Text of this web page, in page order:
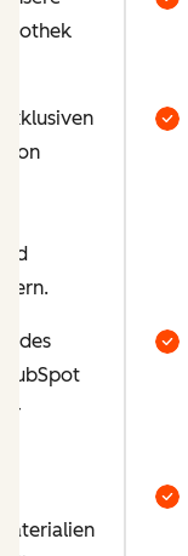
von
des